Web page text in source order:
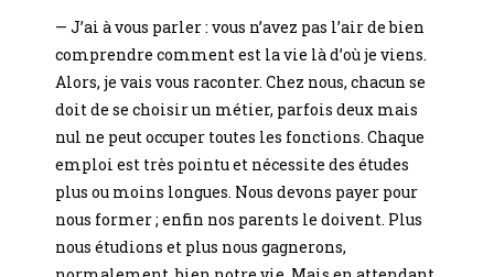
— J’ai à vous parler : vous n’avez pas l’air de bien
comprendre comment est la vie là d’où je viens.
Alors, je vais vous raconter. Chez nous, chacun se
doit de se choisir un métier, parfois deux mais
nul ne peut occuper toutes les fonctions. Chaque
emploi est très pointu et nécessite des études
plus ou moins longues. Nous devons payer pour
nous former ; enfin nos parents le doivent. Plus
nous étudions et plus nous gagnerons,